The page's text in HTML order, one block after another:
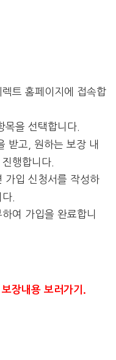
트 홈페이지에 접속합
목을 선택합니다.
받고, 원하는 보장 내
행합니다.
가입 신청서를 작성하
.
여 가입을 완료합니
장내용 보러가기.